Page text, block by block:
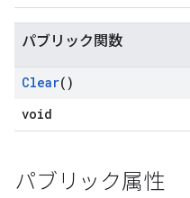
パブリック関数
Clear()
void
パブリック属性